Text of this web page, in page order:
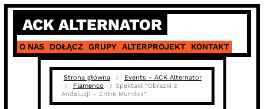
Skip
content
ACK ALTERNATOR
O NAS DOŁĄCZ GRUPY ALTERPROJEKT KONTAKT
Strona główna
Events - ACK Alternator
Flamenco
Spektakl “Obrazki z
Andaluzji – Entre Mundos”